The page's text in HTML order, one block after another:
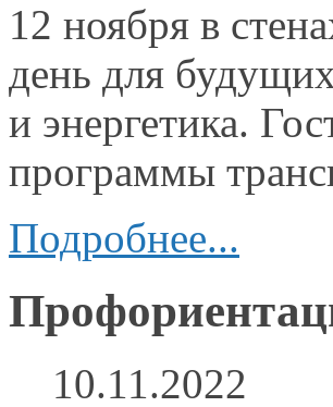
12 ноября в
день для будущих
и энергетика.
программы
Подробнее...
10.11.2022